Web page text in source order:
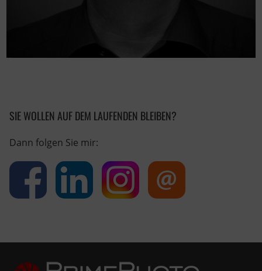
SIE WOLLEN AUF DEM LAUFENDEN BLEIBEN?
Dann folgen Sie mir: